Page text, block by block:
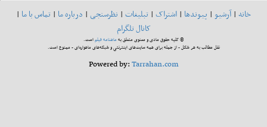
خانه|آرشیو| پیوندها| اشتراک| تبلیغات| نظرسنجی| درباره ما| تماس با ما|
کانال تلگرام
© کلیه حقوق مادی و معنوی متعلق بهماهنامه فیلماست.
نقل مطالب به هر شکل - از جمله برای همه سایت‌های اینترنتی و شبکه‌های ماهواره‌ای - ممنوع است.
Powered by:Tarrahan.com